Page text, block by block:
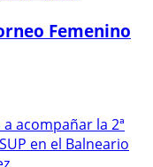
Femenino